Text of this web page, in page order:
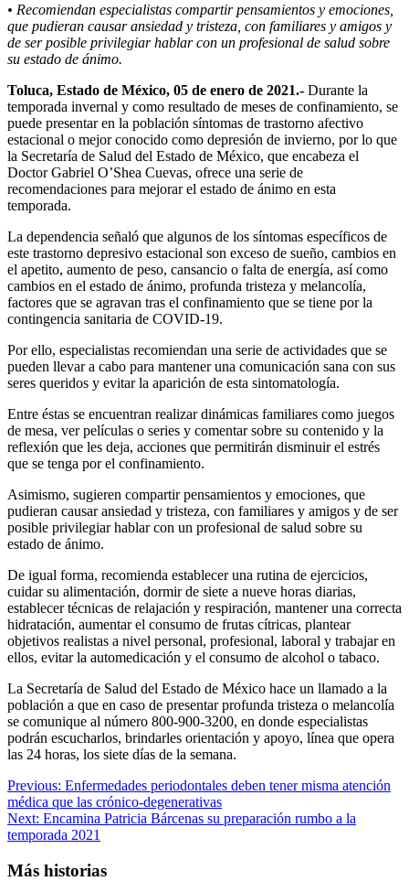
• Recomiendan especialistas compartir pensamientos y emociones,
que pudieran causar ansiedad y tristeza, con familiares y amigos y
de ser posible privilegiar hablar con un profesional de salud sobre
su estado de ánimo.
Toluca, Estado de México, 05 de enero de 2021.- Durante la
temporada invernal y como resultado de meses de confinamiento, se
puede presentar en la población síntomas de trastorno afectivo
estacional o mejor conocido como depresión de invierno, por lo que
la Secretaría de Salud del Estado de México, que encabeza el
Doctor Gabriel O’Shea Cuevas, ofrece una serie de
recomendaciones para mejorar el estado de ánimo en esta
temporada.
La dependencia señaló que algunos de los síntomas específicos de
este trastorno depresivo estacional son exceso de sueño, cambios en
el apetito, aumento de peso, cansancio o falta de energía, así como
cambios en el estado de ánimo, profunda tristeza y melancolía,
factores que se agravan tras el confinamiento que se tiene por la
contingencia sanitaria de COVID-19.
Por ello, especialistas recomiendan una serie de actividades que se
pueden llevar a cabo para mantener una comunicación sana con sus
seres queridos y evitar la aparición de esta sintomatología.
Entre éstas se encuentran realizar dinámicas familiares como juegos
de mesa, ver películas o series y comentar sobre su contenido y la
reflexión que les deja, acciones que permitirán disminuir el estrés
que se tenga por el confinamiento.
Asimismo, sugieren compartir pensamientos y emociones, que
pudieran causar ansiedad y tristeza, con familiares y amigos y de ser
posible privilegiar hablar con un profesional de salud sobre su
estado de ánimo.
De igual forma, recomienda establecer una rutina de ejercicios,
cuidar su alimentación, dormir de siete a nueve horas diarias,
establecer técnicas de relajación y respiración, mantener una correcta
hidratación, aumentar el consumo de frutas cítricas, plantear
objetivos realistas a nivel personal, profesional, laboral y trabajar en
ellos, evitar la automedicación y el consumo de alcohol o tabaco.
La Secretaría de Salud del Estado de México hace un llamado a la
población a que en caso de presentar profunda tristeza o melancolía
se comunique al número 800-900-3200, en donde especialistas
podrán escucharlos, brindarles orientación y apoyo, línea que opera
las 24 horas, los siete días de la semana.
Navegación
de
entradas
Previous: Enfermedades periodontales deben tener misma atención
médica que las crónico-degenerativas
Next: Encamina Patricia Bárcenas su preparación rumbo a la
temporada 2021
Más historias